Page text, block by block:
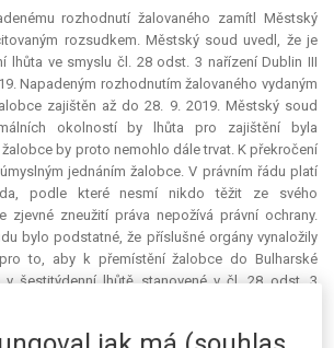
rozhodnutí žalovaného zamítl Městský
rozsudkem. Městský soud uvedl, že je
lhůta ve smyslu čl. 28 odst. 3 nařízení Dublin III
Napadeným rozhodnutím žalovaného vydaným
zajištěn až do 28. 9. 2019. Městský soud
okolností by lhůta pro zajištění byla
by proto nemohlo dále trvat. K překročení
jednáním žalobce. V právním řádu platí
podle které nesmí nikdo těžit ze svého
zjevné zneužití práva nepožívá právní ochrany.
bylo podstatné, že příslušné orgány vynaložily
to, aby k přemístění žalobce do Bulharské
šestitýdenní lhůtě stanovené v čl. 28 odst. 3